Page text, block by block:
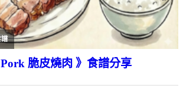
譜
Pork 脆皮燒肉 》食譜分享